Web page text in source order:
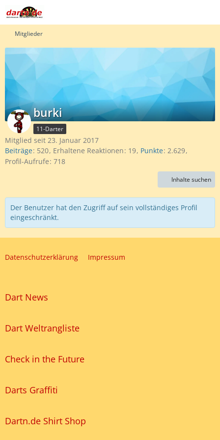
Mitglieder
burki
11-Darter
Mitglied seit 23. Januar 2017
Beiträge 520 Erhaltene Reaktionen 19 Punkte 2.629
Profil-Aufrufe 718
Inhalte suchen
Der Benutzer hat den Zugriff auf sein vollständiges Profil
eingeschränkt.
Datenschutzerklärung Impressum
Dart News
Dart Weltrangliste
Check in the Future
Darts Graffiti
Dartn.de Shirt Shop